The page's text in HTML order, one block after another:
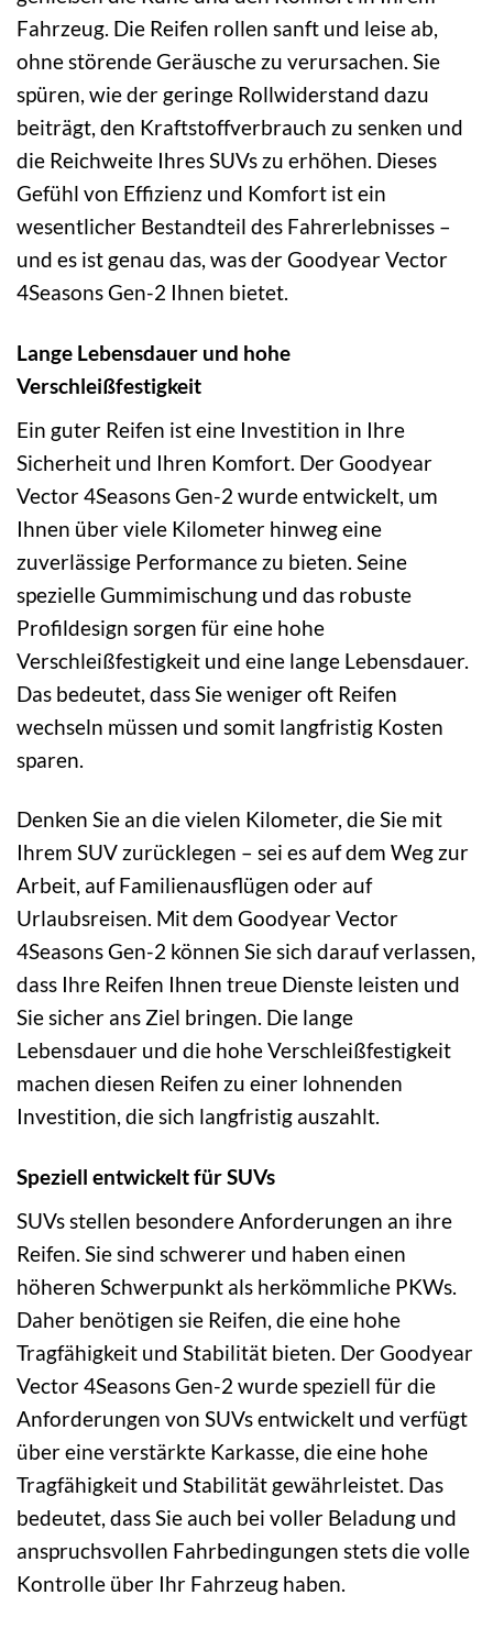
Fahrzeug. Die Reifen rollen sanft und leise ab,
ohne störende Geräusche zu verursachen. Sie
spüren, wie der geringe Rollwiderstand dazu
beiträgt, den Kraftstoffverbrauch zu senken und
die Reichweite Ihres SUVs zu erhöhen. Dieses
Gefühl von Effizienz und Komfort ist ein
wesentlicher Bestandteil des Fahrerlebnisses –
und es ist genau das, was der Goodyear Vector
4Seasons Gen-2 Ihnen bietet.
Lange Lebensdauer und hohe
Verschleißfestigkeit
Ein guter Reifen ist eine Investition in Ihre
Sicherheit und Ihren Komfort. Der Goodyear
Vector 4Seasons Gen-2 wurde entwickelt, um
Ihnen über viele Kilometer hinweg eine
zuverlässige Performance zu bieten. Seine
spezielle Gummimischung und das robuste
Profildesign sorgen für eine hohe
Verschleißfestigkeit und eine lange Lebensdauer.
Das bedeutet, dass Sie weniger oft Reifen
wechseln müssen und somit langfristig Kosten
sparen.
Denken Sie an die vielen Kilometer, die Sie mit
Ihrem SUV zurücklegen – sei es auf dem Weg zur
Arbeit, auf Familienausflügen oder auf
Urlaubsreisen. Mit dem Goodyear Vector
4Seasons Gen-2 können Sie sich darauf verlassen,
dass Ihre Reifen Ihnen treue Dienste leisten und
Sie sicher ans Ziel bringen. Die lange
Lebensdauer und die hohe Verschleißfestigkeit
machen diesen Reifen zu einer lohnenden
Investition, die sich langfristig auszahlt.
Speziell entwickelt für SUVs
SUVs stellen besondere Anforderungen an ihre
Reifen. Sie sind schwerer und haben einen
höheren Schwerpunkt als herkömmliche PKWs.
Daher benötigen sie Reifen, die eine hohe
Tragfähigkeit und Stabilität bieten. Der Goodyear
Vector 4Seasons Gen-2 wurde speziell für die
Anforderungen von SUVs entwickelt und verfügt
über eine verstärkte Karkasse, die eine hohe
Tragfähigkeit und Stabilität gewährleistet. Das
bedeutet, dass Sie auch bei voller Beladung und
anspruchsvollen Fahrbedingungen stets die volle
Kontrolle über Ihr Fahrzeug haben.